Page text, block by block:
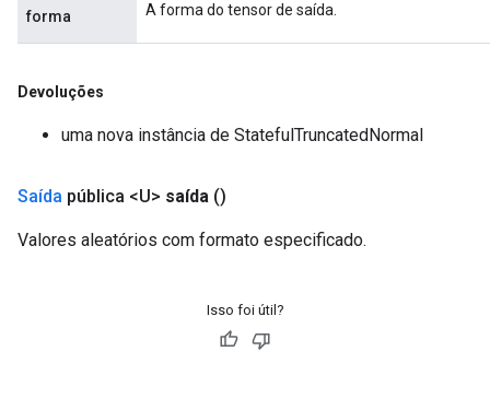
forma A forma do tensor de saída.
Devoluções
uma nova instância de StatefulTruncatedNormal
Saída pública <U> saída ()
Valores aleatórios com formato especificado.
Isso foi útil?